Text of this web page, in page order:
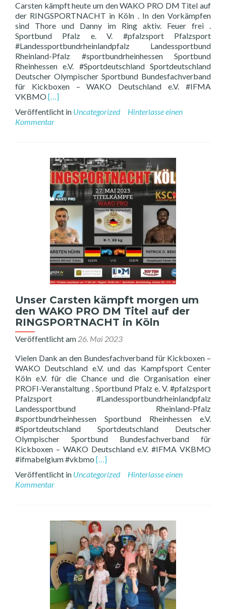
Carsten kämpft heute um den WAKO PRO DM Titel auf
der RINGSPORTNACHT in Köln . In den Vorkämpfen
sind Thore und Danny im Ring aktiv. Feuer frei .
Sportbund Pfalz e. V. #pfalzsport Pfalzsport
#Landessportbundrheinlandpfalz Landessportbund
Rheinland-Pfalz #sportbundrheinhessen Sportbund
Rheinhessen e.V. #Sportdeutschland Sportdeutschland
Deutscher Olympischer Sportbund Bundesfachverband
für Kickboxen – WAKO Deutschland e.V. #IFMA
VKBMORead
about
FOTONACHLESE
[…]
Veröffentlicht in Uncategorized
Hinterlasse einen
Kommentar
Unser Carsten kämpft morgen um
den WAKO PRO DM Titel auf der
RINGSPORTNACHT in Köln
Veröffentlicht am 26. Mai 2023
Vielen Dank an den Bundesfachverband für Kickboxen –
WAKO Deutschland e.V. und das Kampfsport Center
Köln e.V. für die Chance und die Organisation einer
PROFI-Veranstaltung . Sportbund Pfalz e. V. #pfalzsport
Pfalzsport #Landessportbundrheinlandpfalz
Landessportbund Rheinland-Pfalz
#sportbundrheinhessen Sportbund Rheinhessen e.V.
#Sportdeutschland Sportdeutschland Deutscher
Olympischer Sportbund Bundesfachverband für
Kickboxen – WAKO Deutschland e.V. #IFMA VKBMO
#ifmabelgium #vkbmo Read
about
morgen
um
den
WAKO
PRO
DM
Titel
auf
der
[…]
Veröffentlicht in Uncategorized
Hinterlasse einen
Kommentar